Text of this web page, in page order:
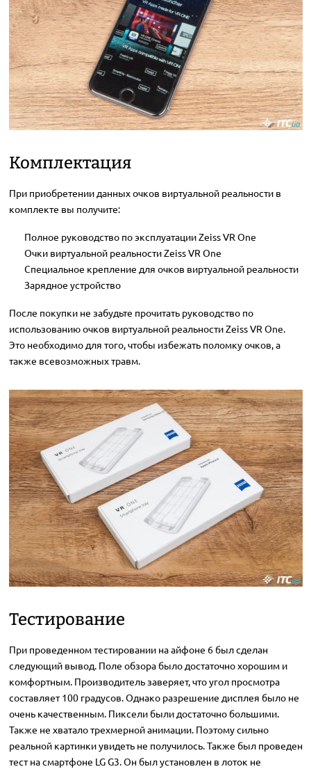
Комплектация
При приобретении данных очков виртуальной реальности в
комплекте вы получите:
Полное руководство по эксплуатации Zeiss VR One
Очки виртуальной реальности Zeiss VR One
Специальное крепление для очков виртуальной реальности
Зарядное устройство
После покупки не забудьте прочитать руководство по
использованию очков виртуальной реальности Zeiss VR One.
Это необходимо для того, чтобы избежать поломку очков, а
также всевозможных травм.
Тестирование
При проведенном тестировании на айфоне 6 был сделан
следующий вывод. Поле обзора было достаточно хорошим и
комфортным. Производитель заверяет, что угол просмотра
составляет 100 градусов. Однако разрешение дисплея было не
очень качественным. Пиксели были достаточно большими.
Также не хватало трехмерной анимации. Поэтому сильно
реальной картинки увидеть не получилось. Также был проведен
тест на смартфоне LG G3. Он был установлен в лоток не